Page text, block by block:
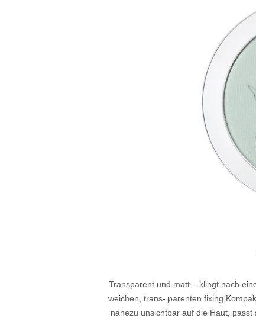
Transparent und matt – klingt nach
weichen, trans- parenten fixing
nahezu unsichtbar auf die Haut,